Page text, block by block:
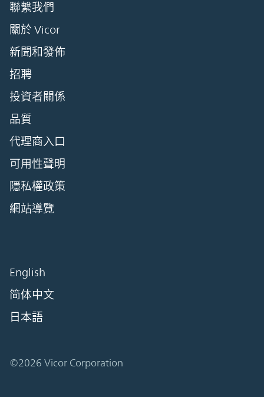
聯繫我們
關於 Vicor
新聞和發佈
招聘
投資者關係
品質
代理商入口
可用性聲明
隱私權政策
網站導覽
English
简体中文
日本語
©2026 Vicor Corporation